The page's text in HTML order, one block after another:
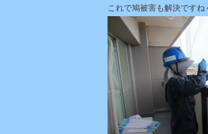
これで鳩被害も解決ですね